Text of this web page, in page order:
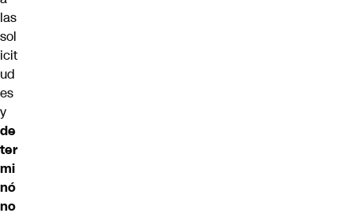
las
sol
icit
ud
es
y
de
ter
mi
nó
no